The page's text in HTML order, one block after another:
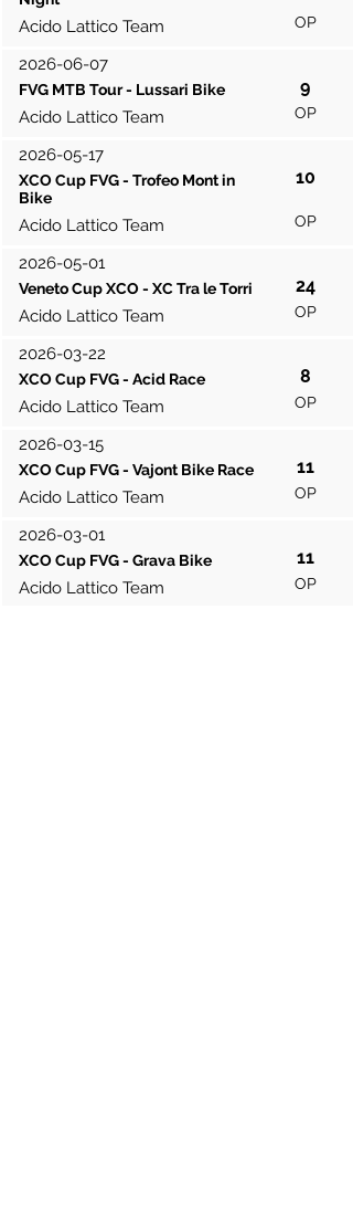
Acido Lattico Team OP
2026-06-07
FVG MTB Tour - Lussari Bike 9
Acido Lattico Team OP
2026-05-17
XCO Cup FVG - Trofeo Mont in
Bike
10
Acido Lattico Team OP
2026-05-01
Veneto Cup XCO - XC Tra le Torri 24
Acido Lattico Team OP
2026-03-22
XCO Cup FVG - Acid Race 8
Acido Lattico Team OP
2026-03-15
XCO Cup FVG - Vajont Bike Race 11
Acido Lattico Team OP
2026-03-01
XCO Cup FVG - Grava Bike 11
Acido Lattico Team OP